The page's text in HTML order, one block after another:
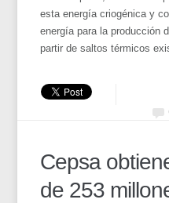
esta energía criogénica y
energía para la producción
partir de saltos térmicos
Cepsa
de 253